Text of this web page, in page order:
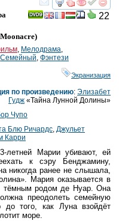
смотреть
22
)
, Мелодрама,
Семейный, Фэнтези
Экранизация
по произведению:Элизабет
Гудж «Тайна Лунной Долины»
Чупо
Блю Ричардс, Джульет
Карри
летней Марии убивают, ей
к сэру Бенджамину,
никогда ранее не слышала,
Мария оказывается в
тёмным родом де Нуар. Она
преодолеть семейную
до того, как Луна взойдёт
море.